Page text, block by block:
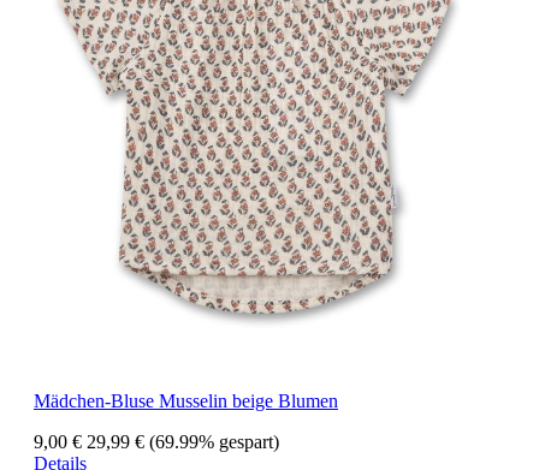
Mädchen-Bluse Musselin beige Blumen
9,00 € 29,99 € (69.99% gespart)
Details